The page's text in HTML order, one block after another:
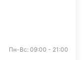
Пн-Вс: 09:00 - 21:00